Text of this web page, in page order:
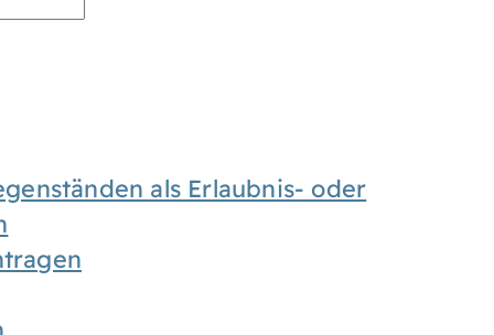
als Erlaubnis- oder